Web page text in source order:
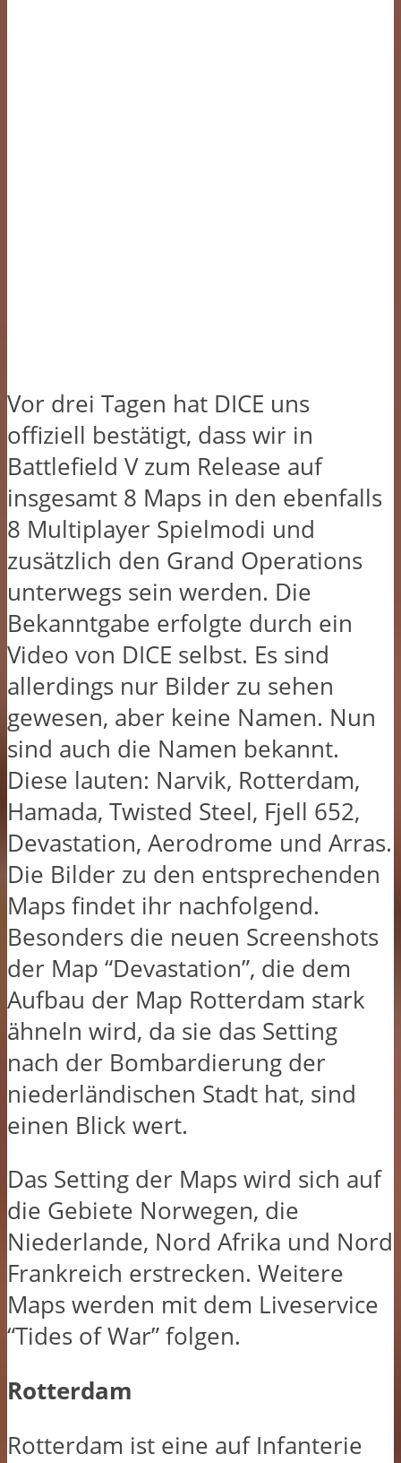
Vor drei Tagen hat DICE uns
offiziell bestätigt, dass wir in
Battlefield V zum Release auf
insgesamt 8 Maps in den ebenfalls
8 Multiplayer Spielmodi und
zusätzlich den Grand Operations
unterwegs sein werden. Die
Bekanntgabe erfolgte durch ein
Video von DICE selbst. Es sind
allerdings nur Bilder zu sehen
gewesen, aber keine Namen. Nun
sind auch die Namen bekannt.
Diese lauten: Narvik, Rotterdam,
Hamada, Twisted Steel, Fjell 652,
Devastation, Aerodrome und Arras.
Die Bilder zu den entsprechenden
Maps findet ihr nachfolgend.
Besonders die neuen Screenshots
der Map “Devastation”, die dem
Aufbau der Map Rotterdam stark
ähneln wird, da sie das Setting
nach der Bombardierung der
niederländischen Stadt hat, sind
einen Blick wert.
Das Setting der Maps wird sich auf
die Gebiete Norwegen, die
Niederlande, Nord Afrika und Nord
Frankreich erstrecken. Weitere
Maps werden mit dem Liveservice
“Tides of War” folgen.
Rotterdam
Rotterdam ist eine auf Infanterie